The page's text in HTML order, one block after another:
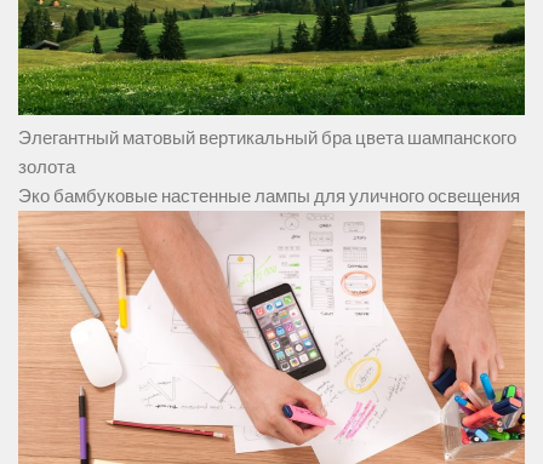
Элегантный матовый вертикальный бра цвета шампанского
золота
Эко бамбуковые настенные лампы для уличного освещения